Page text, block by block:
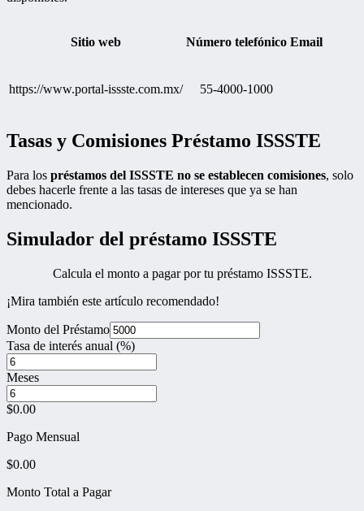
Sitio web Número telefónico Email
https://www.portal-issste.com.mx/ 55-4000-1000
Tasas y Comisiones Préstamo ISSSTE
Para los préstamos del ISSSTE no se establecen comisiones, solo
debes hacerle frente a las tasas de intereses que ya se han
mencionado.
Simulador del préstamo ISSSTE
Calcula el monto a pagar por tu préstamo ISSSTE.
¡Mira también este artículo recomendado!
Monto del Préstamo
Tasa de interés anual (%)
Meses
$0.00
Pago Mensual
$0.00
Monto Total a Pagar